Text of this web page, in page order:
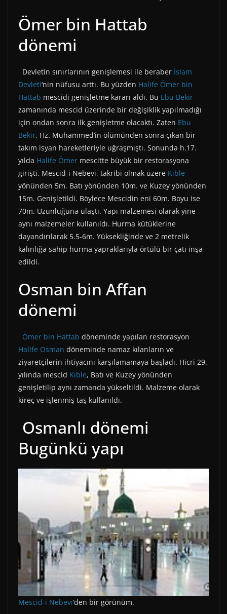
Ömer bin Hattab
dönemi
Devletin sınırlarının genişlemesi ile beraber İslam
Devleti‘nin nüfusu arttı. Bu yüzden Halife Ömer bin
Hattab mescidi genişletme kararı aldı. Bu Ebu Bekir
zamanında mescid üzerinde bir değişiklik yapılmadığı
için ondan sonra ilk genişletme olacaktı. Zaten Ebu
Bekir, Hz. Muhammed’in ölümünden sonra çıkan bir
takım isyan hareketleriyle uğraşmıştı. Sonunda h.17.
yılda Halife Ömer mescitte büyük bir restorasyona
girişti. Mescid-i Nebevi, takribi olmak üzere Kıble
yönünden 5m. Batı yönünden 10m. ve Kuzey yönünden
15m. Genişletildi. Böylece Mescidin eni 60m. Boyu ise
70m. Uzunluğuna ulaştı. Yapı malzemesi olarak yine
aynı malzemeler kullanıldı. Hurma kütüklerine
dayandırılarak 5.5-6m. Yüksekliğinde ve 2 metrelik
kalınlığa sahip hurma yapraklarıyla örtülü bir çatı inşa
edildi.
Osman bin Affan
dönemi
Ömer bin Hattab döneminde yapılan restorasyon
Halife Osman döneminde namaz kılanların ve
ziyaretçilerin ihtiyacını karşılamamaya başladı. Hicri 29.
yılında mescid Kıble, Batı ve Kuzey yönünden
genişletilip aynı zamanda yükseltildi. Malzeme olarak
kireç ve işlenmiş taş kullanıldı.
Osmanlı dönemi
Bugünkü yapı
Mescid-i Nebevi‘den bir görünüm.